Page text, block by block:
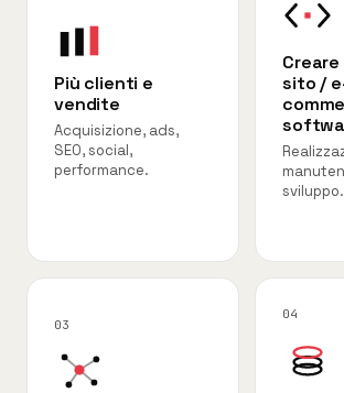
Più clienti e
vendite
Acquisizione, ads,
SEO, social,
performance.
sito /
sviluppo.
03
04